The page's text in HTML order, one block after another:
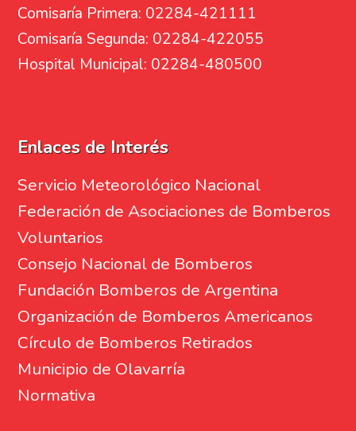
Comisaría Primera: 02284-421111
Comisaría Segunda: 02284-422055
Hospital Municipal: 02284-480500
Enlaces de Interés
Servicio Meteorológico Nacional
Federación de Asociaciones de Bomberos
Voluntarios
Consejo Nacional de Bomberos
Fundación Bomberos de Argentina
Organización de Bomberos Americanos
Círculo de Bomberos Retirados
Municipio de Olavarría
Normativa